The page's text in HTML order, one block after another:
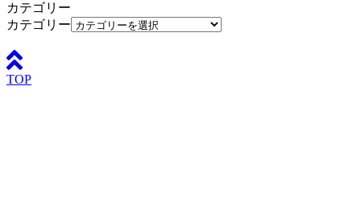
カテゴリー
カテゴリー
TOP